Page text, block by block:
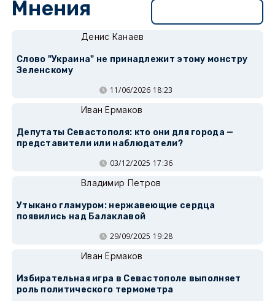
Мнения
Денис Канаев
Слово "Украина" не принадлежит этому монстру
Зеленскому
11/06/2026 18:23
Иван Ермаков
Депутаты Севастополя: кто они для города —
представители или наблюдатели?
03/12/2025 17:36
Владимир Петров
Утыкано гламуром: нержавеющие сердца
появились над Балаклавой
29/09/2025 19:28
Иван Ермаков
Избирательная игра в Севастополе выполняет
роль политического термометра